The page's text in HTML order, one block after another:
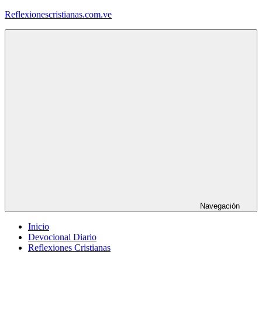
Saltar
Reflexionescristianas.com.ve
Navegación
Inicio
Devocional Diario
Reflexiones Cristianas